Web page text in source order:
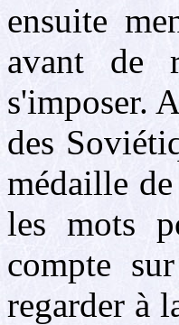
ensuite
avant de
s'imposer.
des
médaille
les mots
compte
regarder à